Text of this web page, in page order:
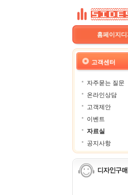
홈페이지디
고객센터
자주묻는 질문
온라인상담
고객제안
이벤트
자료실
공지사항